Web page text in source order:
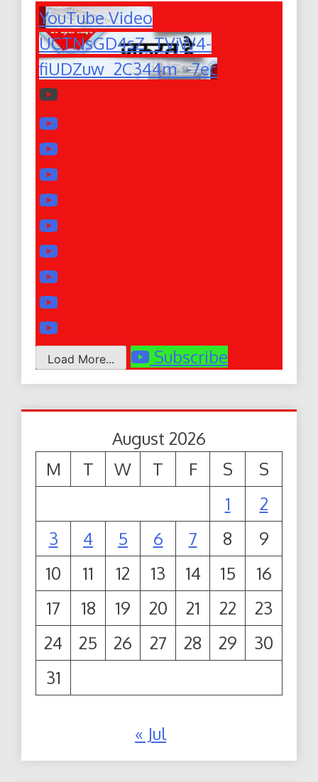
YouTube Video
UCTNsGD4sZ_TVjW4-
fiUDZuw_2C344m_-7ec
Load More... Subscribe
August 2026
M
T W T F S
S
1
2
3
4 5 6 7 8
9
10
11 12 13 14 15
16
17
18 19 20 21 22
23
24
25 26 27 28 29
30
31
« Jul